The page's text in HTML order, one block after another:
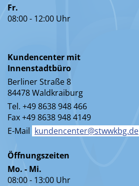
Fr.
08:00 - 12:00 Uhr
Kundencenter mit
Innenstadtbüro
Berliner Straße 8
84478 Waldkraiburg
Tel. +49 8638 948 466
Fax +49 8638 948 4149
E-Mail kundencenter@stwwkbg.de
Öffnungszeiten
Mo. - Mi.
08:00 - 13:00 Uhr